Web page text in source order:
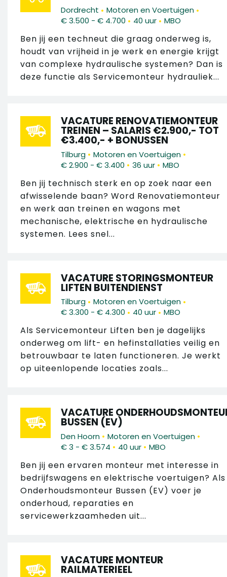
Dordrecht • Motoren en Voertuigen •
€ 3.500 - € 4.700 • 40 uur • MBO
Ben jij een techneut die graag onderweg is,
houdt van vrijheid in je werk en energie krijgt
van complexe hydraulische systemen? Dan is
deze functie als Servicemonteur hydrauliek...
VACATURE RENOVATIEMONTEUR
TREINEN – SALARIS €2.900,- TOT
€3.400,- + BONUSSEN
Tilburg • Motoren en Voertuigen •
€ 2.900 - € 3.400 • 36 uur • MBO
Ben jij technisch sterk en op zoek naar een
afwisselende baan? Word Renovatiemonteur
en werk aan treinen en wagons met
mechanische, elektrische en hydraulische
systemen. Lees snel...
VACATURE STORINGSMONTEUR
LIFTEN BUITENDIENST
Tilburg • Motoren en Voertuigen •
€ 3.300 - € 4.300 • 40 uur • MBO
Als Servicemonteur Liften ben je dagelijks
onderweg om lift- en hefinstallaties veilig en
betrouwbaar te laten functioneren. Je werkt
op uiteenlopende locaties zoals...
VACATURE
BUSSEN (EV)
Den Hoorn • Motoren en Voertuigen •
€ 3 - € 3.574 • 40 uur • MBO
Ben jij een ervaren monteur met interesse in
bedrijfswagens en elektrische voertuigen? Als
Onderhoudsmonteur Bussen (EV) voer je
onderhoud, reparaties en
servicewerkzaamheden uit...
VACATURE MONTEUR
RAILMATERIEEL